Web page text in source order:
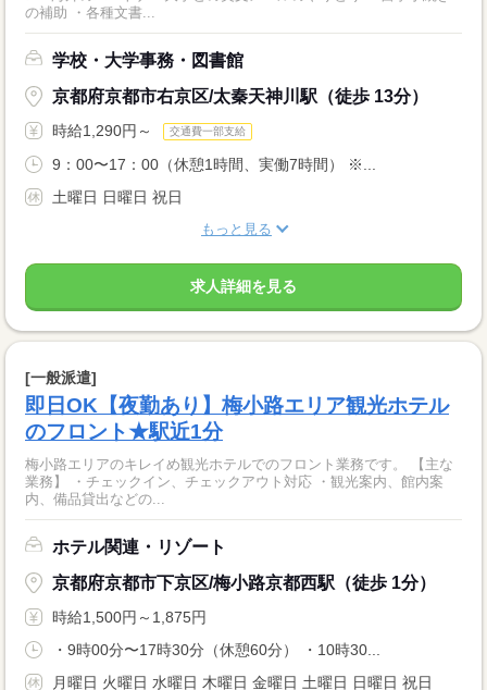
の補助 ・各種文書...
学校・大学事務・図書館
京都府京都市右京区/太秦天神川駅（徒歩 13分）
時給1,290円～ 交通費一部支給
9：00〜17：00（休憩1時間、実働7時間） ※...
土曜日 日曜日 祝日
もっと見る
求人詳細を見る
[一般派遣]
即日OK【夜勤あり】梅小路エリア観光ホテル
のフロント★駅近1分
梅小路エリアのキレイめ観光ホテルでのフロント業務です。 【主な
業務】 ・チェックイン、チェックアウト対応 ・観光案内、館内案
内、備品貸出などの...
ホテル関連・リゾート
京都府京都市下京区/梅小路京都西駅（徒歩 1分）
時給1,500円～1,875円
・9時00分〜17時30分（休憩60分） ・10時30...
月曜日 火曜日 水曜日 木曜日 金曜日 土曜日 日曜日 祝日